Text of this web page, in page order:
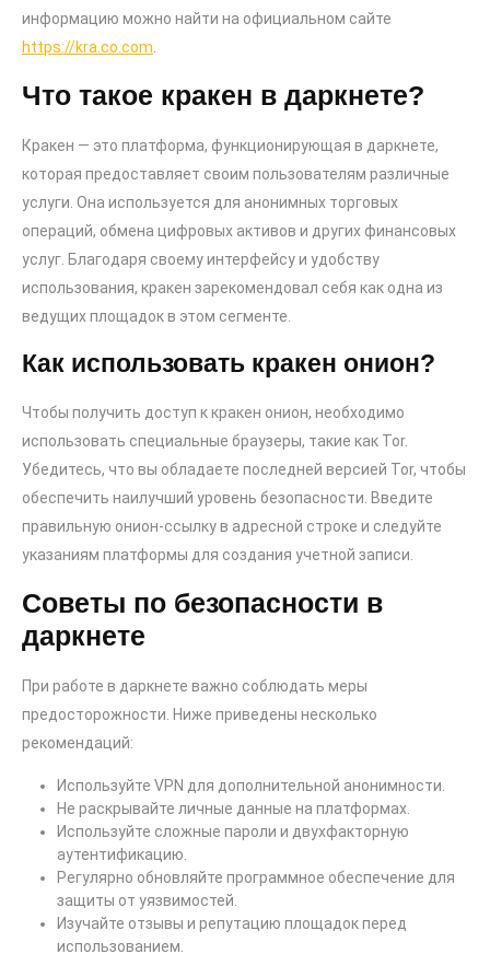
информацию можно найти на официальном сайте
https://kra.co.com
Что такое кракен в даркнете?
Кракен — это платформа, функционирующая в даркнете,
которая предоставляет своим пользователям различные
услуги. Она используется для анонимных торговых
операций, обмена цифровых активов и других финансовых
услуг. Благодаря своему интерфейсу и удобству
использования, кракен зарекомендовал себя как одна из
ведущих площадок в этом сегменте.
Как использовать кракен онион?
Чтобы получить доступ к кракен онион, необходимо
использовать специальные браузеры, такие как Tor.
Убедитесь, что вы обладаете последней версией Tor, чтобы
обеспечить наилучший уровень безопасности. Введите
правильную онион-ссылку в адресной строке и следуйте
указаниям платформы для создания учетной записи.
Советы по безопасности в
даркнете
При работе в даркнете важно соблюдать меры
предосторожности. Ниже приведены несколько
рекомендаций:
Используйте VPN для дополнительной анонимности.
Не раскрывайте личные данные на платформах.
Используйте сложные пароли и двухфакторную
аутентификацию.
Регулярно обновляйте программное обеспечение для
защиты от уязвимостей.
Изучайте отзывы и репутацию площадок перед
использованием.